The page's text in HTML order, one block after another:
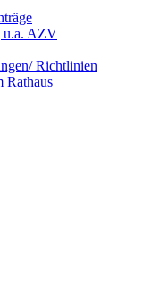
u.a. AZV
Richtlinien
Rathaus